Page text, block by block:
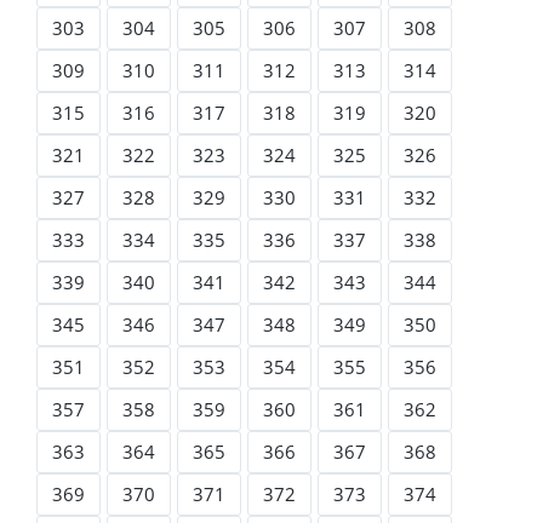
303
304 305 306 307
308
309
310 311 312 313
314
315
316 317 318 319
320
321
322 323 324 325
326
327
328 329 330 331
332
333
334 335 336 337
338
339
340 341 342 343
344
345
346 347 348 349
350
351
352 353 354 355
356
357
358 359 360 361
362
363
364 365 366 367
368
369
370 371 372 373 374